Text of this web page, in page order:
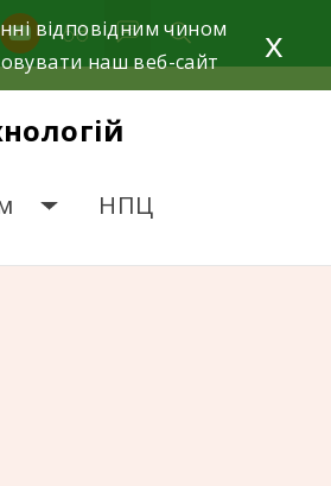
youtube
НПЦ
відповідним чином
наш веб-сайт
x